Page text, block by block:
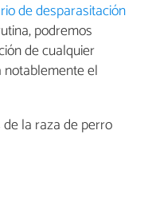
de desparasitación
podremos
de cualquier
el
la raza de perro